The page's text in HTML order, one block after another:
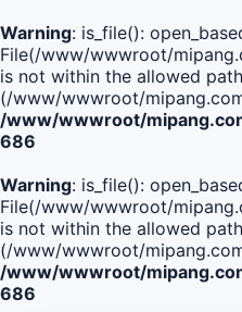
Warning: is_file():
File(/www/wwwroot/
is not within the allowed
(/www/wwwroot/
/www/wwwroot/
686
Warning: is_file():
File(/www/wwwroot/
is not within the allowed
(/www/wwwroot/
/www/wwwroot/
686